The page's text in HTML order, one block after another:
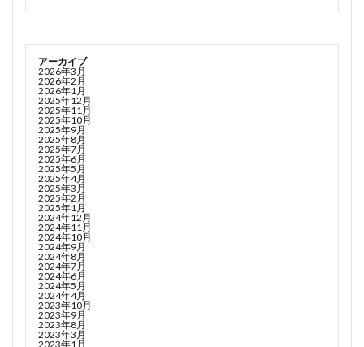
アーカイブ
2026年3月
2026年2月
2026年1月
2025年12月
2025年11月
2025年10月
2025年9月
2025年8月
2025年7月
2025年6月
2025年5月
2025年4月
2025年3月
2025年2月
2025年1月
2024年12月
2024年11月
2024年10月
2024年9月
2024年8月
2024年7月
2024年6月
2024年5月
2024年4月
2023年10月
2023年9月
2023年8月
2023年3月
2023年1月